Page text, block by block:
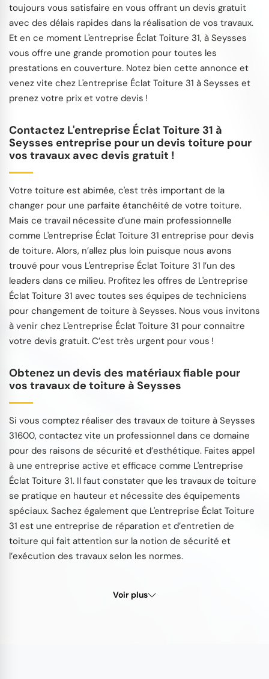
toujours vous satisfaire en vous offrant un devis gratuit
avec des délais rapides dans la réalisation de vos travaux.
Et en ce moment L'entreprise Éclat Toiture 31, à Seysses
vous offre une grande promotion pour toutes les
prestations en couverture. Notez bien cette annonce et
venez vite chez L'entreprise Éclat Toiture 31 à Seysses et
prenez votre prix et votre devis !
Contactez L'entreprise Éclat Toiture 31 à
Seysses entreprise pour un devis toiture pour
vos travaux avec devis gratuit !
Votre toiture est abimée, c'est très important de la
changer pour une parfaite étanchéité de votre toiture.
Mais ce travail nécessite d’une main professionnelle
comme L'entreprise Éclat Toiture 31 entreprise pour devis
de toiture. Alors, n’allez plus loin puisque nous avons
trouvé pour vous L'entreprise Éclat Toiture 31 l’un des
leaders dans ce milieu. Profitez les offres de L'entreprise
Éclat Toiture 31 avec toutes ses équipes de techniciens
pour changement de toiture à Seysses. Nous vous invitons
à venir chez L'entreprise Éclat Toiture 31 pour connaitre
votre devis gratuit. C’est très urgent pour vous !
Obtenez un devis des matériaux fiable pour
vos travaux de toiture à Seysses
Si vous comptez réaliser des travaux de toiture à Seysses
31600, contactez vite un professionnel dans ce domaine
pour des raisons de sécurité et d’esthétique. Faites appel
à une entreprise active et efficace comme L'entreprise
Éclat Toiture 31. Il faut constater que les travaux de toiture
se pratique en hauteur et nécessite des équipements
spéciaux. Sachez également que L'entreprise Éclat Toiture
31 est une entreprise de réparation et d’entretien de
toiture qui fait attention sur la notion de sécurité et
l’exécution des travaux selon les normes.
Voir plus